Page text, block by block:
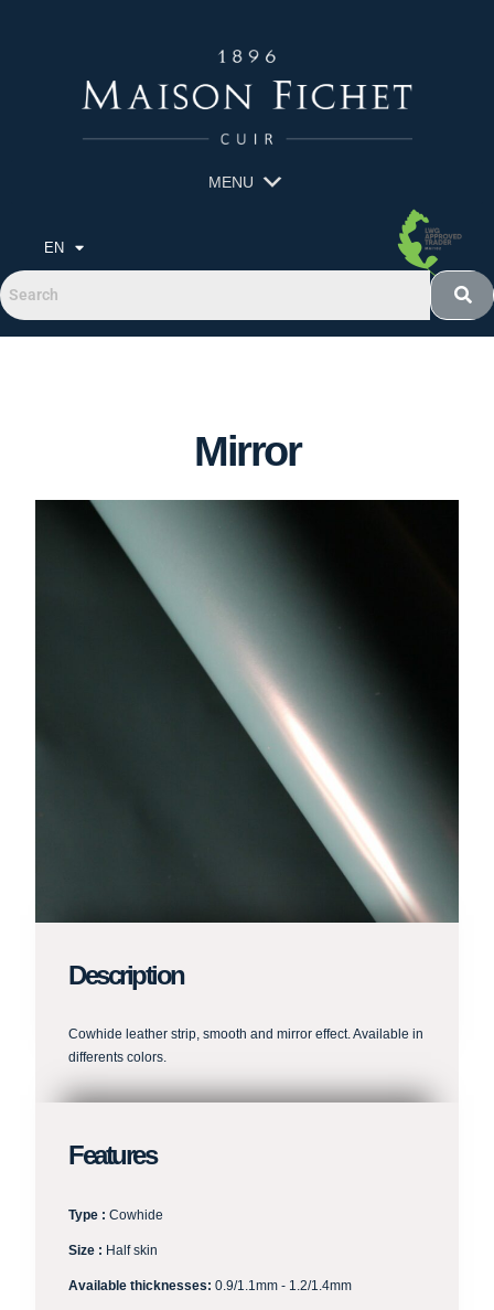
MENU
EN
Mirror
Description
Cowhide leather strip, smooth and mirror effect. Available in
differents colors.
Features
Type : Cowhide
Size : Half skin
Available thicknesses: 0.9/1.1mm - 1.2/1.4mm